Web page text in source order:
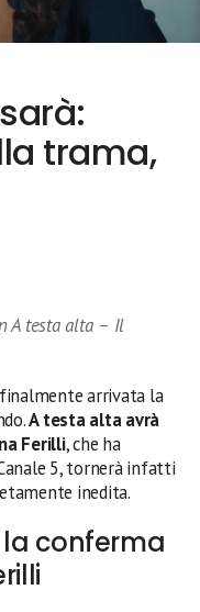
trama,
A testa alta – Il
finalmente arrivata la
A testa alta avrà
Ferilli, che ha
5, tornerà infatti
inedita.
conferma